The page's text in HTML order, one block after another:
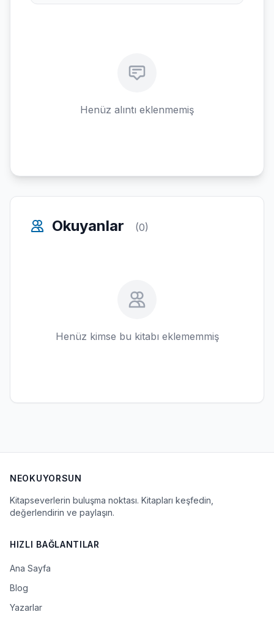
Henüz alıntı eklenmemiş
Okuyanlar (0)
Henüz kimse bu kitabı eklememmiş
NEOKUYORSUN
Kitapseverlerin buluşma noktası. Kitapları keşfedin,
değerlendirin ve paylaşın.
HIZLI BAĞLANTILAR
Ana Sayfa
Blog
Yazarlar